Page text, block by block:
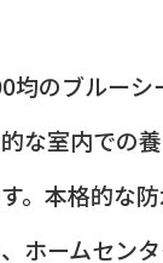
均のブルーシ
な室内での
。本格的な
ホームセン